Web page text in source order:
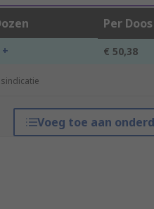
Per Doos
+ € 50,38
Voeg toe aan